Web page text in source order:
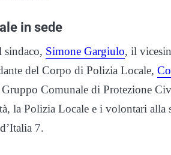
in sede
sindaco, Simone Gargiulo, il
del Corpo di Polizia Locale,
Comunale di Protezione
la Polizia Locale e i volontari alla
7.